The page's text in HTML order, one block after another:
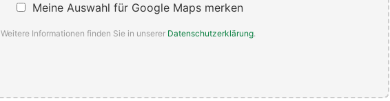
Meine Auswahl für Google Maps merken
Weitere Informationen finden Sie in unserer Datenschutzerklärung.